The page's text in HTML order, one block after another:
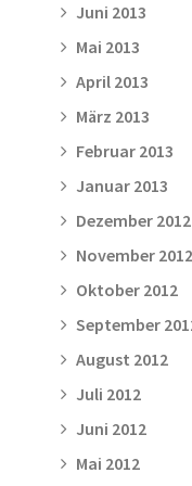
Juni 2013
Mai 2013
April 2013
März 2013
Februar 2013
Januar 2013
Dezember 2012
November 2012
Oktober 2012
September
August 2012
Juli 2012
Juni 2012
Mai 2012